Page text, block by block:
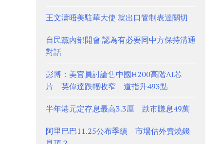
王文濤晤美駐華大使 就出口管制表達關切
自民黨內部開會 認為有必要同中方保持溝通
對話
彭博：美官員討論售中國H200高階AI芯
片 英偉達跌幅收窄 道指升493點
半年港元定存息最高3.3厘 跌市賺息49萬
阿里巴巴11.25公布季績 市場估外賣燒錢